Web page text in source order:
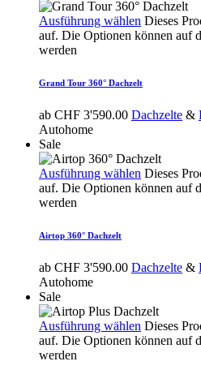
Ausführung wählen Dieses
auf. Die Optionen können auf
werden
Grand Tour 360° Dachzelt
ab CHF 3'590.00 Dachzelte &
Autohome
Sale
Ausführung wählen Dieses
auf. Die Optionen können auf
werden
Airtop 360° Dachzelt
ab CHF 3'590.00 Dachzelte &
Autohome
Sale
Ausführung wählen Dieses
auf. Die Optionen können auf
werden